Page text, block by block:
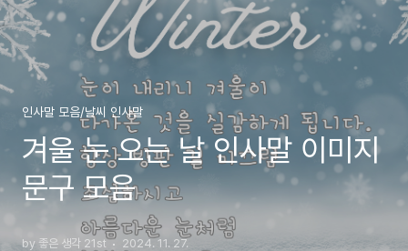
인사말 모음/날씨 인사말
겨울 눈 오는 날 인사말 이미지
문구 모음
by 좋은 생각 21st 2024. 11. 27.